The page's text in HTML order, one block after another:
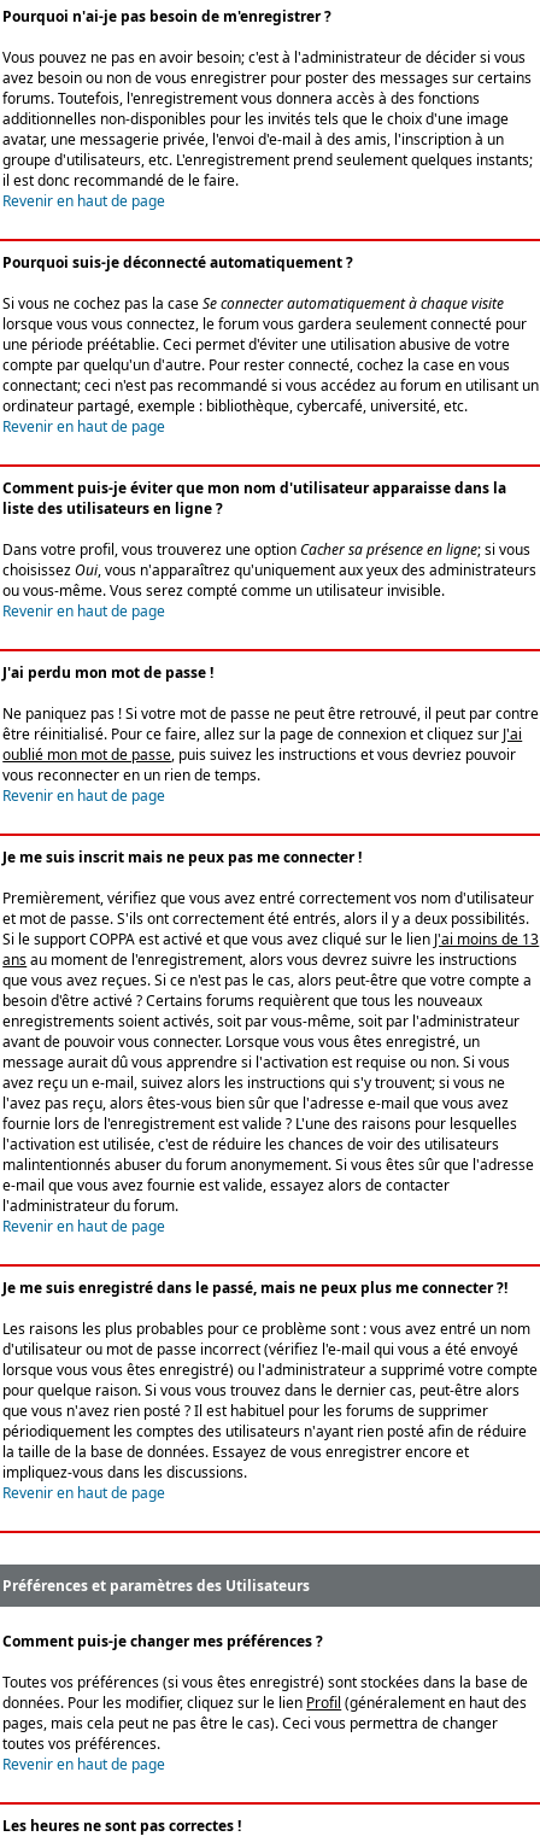
Pourquoi n'ai-je pas besoin de m'enregistrer ?
Vous pouvez ne pas en avoir besoin; c'est à l'administrateur de décider si vous
avez besoin ou non de vous enregistrer pour poster des messages sur certains
forums. Toutefois, l'enregistrement vous donnera accès à des fonctions
additionnelles non-disponibles pour les invités tels que le choix d'une image
avatar, une messagerie privée, l'envoi d'e-mail à des amis, l'inscription à un
groupe d'utilisateurs, etc. L'enregistrement prend seulement quelques instants;
il est donc recommandé de le faire.
Revenir en haut de page
Pourquoi suis-je déconnecté automatiquement ?
Si vous ne cochez pas la caseSe connecter automatiquement à chaque visite
lorsque vous vous connectez, le forum vous gardera seulement connecté pour
une période préétablie. Ceci permet d'éviter une utilisation abusive de votre
compte par quelqu'un d'autre. Pour rester connecté, cochez la case en vous
connectant; ceci n'est pas recommandé si vous accédez au forum en utilisant un
ordinateur partagé, exemple : bibliothèque, cybercafé, université, etc.
Revenir en haut de page
Comment puis-je éviter que mon nom d'utilisateur apparaisse dans la
liste des utilisateurs en ligne ?
Dans votre profil, vous trouverez une optionCacher sa présence en ligne; si vous
choisissezOui, vous n'apparaîtrez qu'uniquement aux yeux des administrateurs
ou vous-même. Vous serez compté comme un utilisateur invisible.
Revenir en haut de page
J'ai perdu mon mot de passe !
Ne paniquez pas ! Si votre mot de passe ne peut être retrouvé, il peut par contre
être réinitialisé. Pour ce faire, allez sur la page de connexion et cliquez sur J'ai
oublié mon mot de passe, puis suivez les instructions et vous devriez pouvoir
vous reconnecter en un rien de temps.
Revenir en haut de page
Je me suis inscrit mais ne peux pas me connecter !
Premièrement, vérifiez que vous avez entré correctement vos nom d'utilisateur
et mot de passe. S'ils ont correctement été entrés, alors il y a deux possibilités.
Si le support COPPA est activé et que vous avez cliqué sur le lien J'ai moins de 13
ansau moment de l'enregistrement, alors vous devrez suivre les instructions
que vous avez reçues. Si ce n'est pas le cas, alors peut-être que votre compte a
besoin d'être activé ? Certains forums requièrent que tous les nouveaux
enregistrements soient activés, soit par vous-même, soit par l'administrateur
avant de pouvoir vous connecter. Lorsque vous vous êtes enregistré, un
message aurait dû vous apprendre si l'activation est requise ou non. Si vous
avez reçu un e-mail, suivez alors les instructions qui s'y trouvent; si vous ne
l'avez pas reçu, alors êtes-vous bien sûr que l'adresse e-mail que vous avez
fournie lors de l'enregistrement est valide ? L'une des raisons pour lesquelles
l'activation est utilisée, c'est de réduire les chances de voir des utilisateurs
malintentionnés abuser du forum anonymement. Si vous êtes sûr que l'adresse
e-mail que vous avez fournie est valide, essayez alors de contacter
l'administrateur du forum.
Revenir en haut de page
Je me suis enregistré dans le passé, mais ne peux plus me connecter ?!
Les raisons les plus probables pour ce problème sont : vous avez entré un nom
d'utilisateur ou mot de passe incorrect (vérifiez l'e-mail qui vous a été envoyé
lorsque vous vous êtes enregistré) ou l'administrateur a supprimé votre compte
pour quelque raison. Si vous vous trouvez dans le dernier cas, peut-être alors
que vous n'avez rien posté ? Il est habituel pour les forums de supprimer
périodiquement les comptes des utilisateurs n'ayant rien posté afin de réduire
la taille de la base de données. Essayez de vous enregistrer encore et
impliquez-vous dans les discussions.
Revenir en haut de page
Préférences et paramètres des Utilisateurs
Comment puis-je changer mes préférences ?
Toutes vos préférences (si vous êtes enregistré) sont stockées dans la base de
données. Pour les modifier, cliquez sur le lien Profil (généralement en haut des
pages, mais cela peut ne pas être le cas). Ceci vous permettra de changer
toutes vos préférences.
Revenir en haut de page
Les heures ne sont pas correctes !